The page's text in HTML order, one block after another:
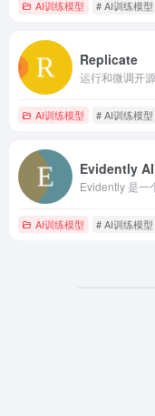
AI训练模型 # AI训练模型
Replicate
AI训练模型 # AI训练模型
Evidently AI
AI训练模型 # AI训练模型